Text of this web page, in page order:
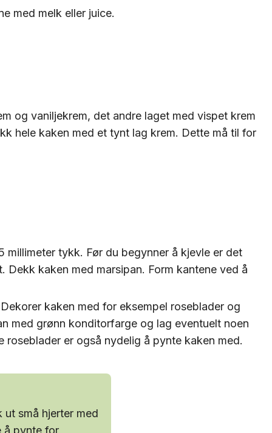
med melk eller juice.
og vaniljekrem, det andre laget med vispet krem
hele kaken med et tynt lag krem. Dette må til for
millimeter tykk. Før du begynner å kjevle er det
Dekk kaken med marsipan. Form kantene ved å
kaken med for eksempel roseblader og
med grønn konditorfarge og lag eventuelt noen
roseblader er også nydelig å pynte kaken med.
små hjerter med
å pynte for